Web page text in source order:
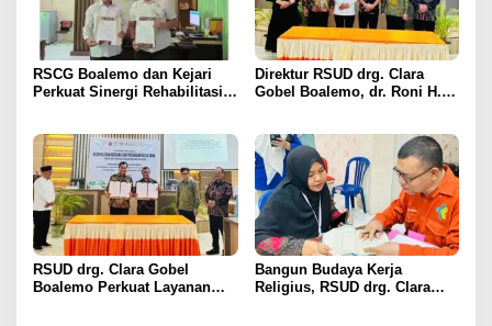
RSCG Boalemo dan Kejari
Perkuat Sinergi Rehabilitasi
Restoratif
Direktur RSUD drg. Clara
Gobel Boalemo, dr. Roni H.
Uronefrologi
RSUD drg. Clara Gobel
Boalemo Perkuat Layanan
Bangun Budaya Kerja
Religius, RSUD drg. Clara